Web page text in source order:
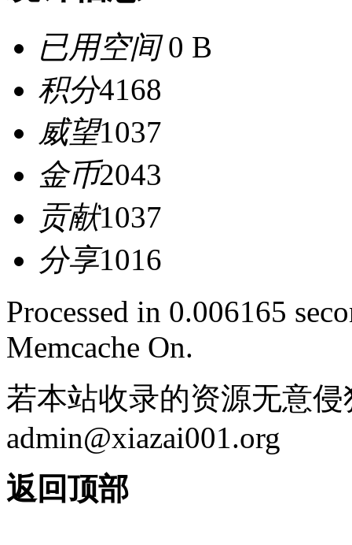
已用空间0 B
积分4168
威望1037
金币2043
贡献1037
分享1016
Processed in 0.006165
Memcache On.
若本站收录的资源无意
admin@xiazai001.org
返回顶部